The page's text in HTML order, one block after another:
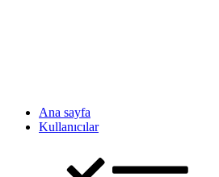
Ana sayfa
Kullanıcılar